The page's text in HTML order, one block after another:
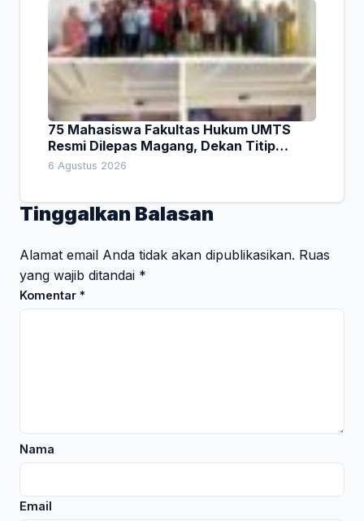
75 Mahasiswa Fakultas Hukum UMTS
Resmi Dilepas Magang, Dekan Titip
Empat Pesan Penting
6 Agustus 2026
Tinggalkan Balasan
Alamat email Anda tidak akan dipublikasikan. Ruas
yang wajib ditandai *
Komentar *
Nama
Email